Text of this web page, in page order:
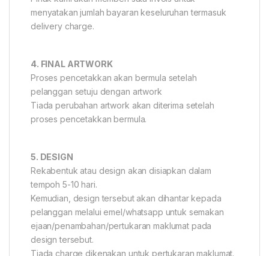
menyatakan jumlah bayaran keseluruhan termasuk
delivery charge.
4. FINAL ARTWORK
Proses pencetakkan akan bermula setelah
pelanggan setuju dengan artwork
Tiada perubahan artwork akan diterima setelah
proses pencetakkan bermula.
5. DESIGN
Rekabentuk atau design akan disiapkan dalam
tempoh 5-10 hari.
Kemudian, design tersebut akan dihantar kepada
pelanggan melalui emel/whatsapp untuk semakan
ejaan/penambahan/pertukaran maklumat pada
design tersebut.
Tiada charge dikenakan untuk pertukaran maklumat.